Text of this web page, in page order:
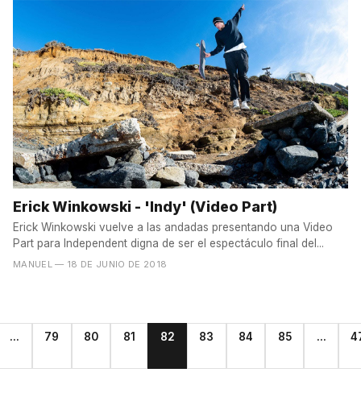
Erick Winkowski - 'Indy' (Video Part)
Erick Winkowski vuelve a las andadas presentando una Video
Part para Independent digna de ser el espectáculo final del...
MANUEL — 18 DE JUNIO DE 2018
... 79 80 81 82 83 84 85 ...